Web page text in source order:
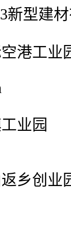
新型建
港工业
业园
乡创业